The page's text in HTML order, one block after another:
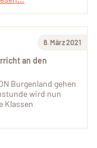
8. März 2021
an den
Burgenland gehen
wird nun
Klassen